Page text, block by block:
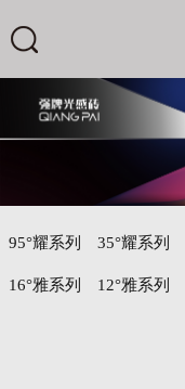
95°耀系列 35°耀系列
16°雅系列 12°雅系列